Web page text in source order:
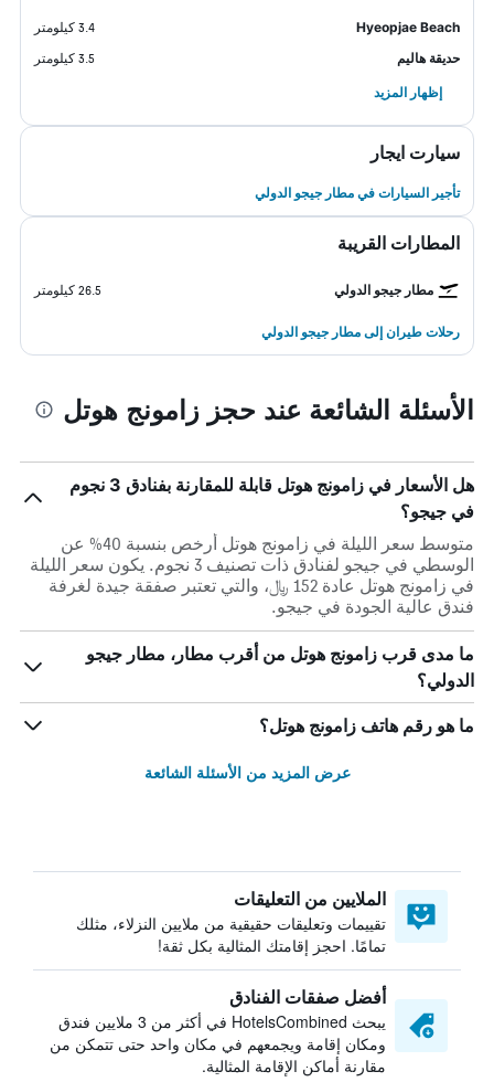
Hyeopjae Beach
3.4 كيلومتر
حديقة هاليم
3.5 كيلومتر
إظهار المزيد
سيارت ايجار
تأجير السيارات في مطار جيجو الدولي
المطارات القريبة
مطار جيجو الدولي 26.5 كيلومتر
رحلات طيران إلى مطار جيجو الدولي
الأسئلة الشائعة عند حجز زامونج هوتل
هل الأسعار في زامونج هوتل قابلة للمقارنة بفنادق 3 نجوم
في جيجو؟
متوسط سعر الليلة في زامونج هوتل أرخص بنسبة 40% عن
الوسطي في جيجو لفنادق ذات تصنيف 3 نجوم. يكون سعر الليلة
في زامونج هوتل عادة 152 ﷼، والتي تعتبر صفقة جيدة لغرفة
فندق عالية الجودة في جيجو.
ما مدى قرب زامونج هوتل من أقرب مطار، مطار جيجو
الدولي؟
ما هو رقم هاتف زامونج هوتل؟
عرض المزيد من الأسئلة الشائعة
الملايين من التعليقات
تقييمات وتعليقات حقيقية من ملايين النزلاء، مثلك
تمامًا. احجز إقامتك المثالية بكل ثقة!
أفضل صفقات الفنادق
يبحث HotelsCombined في أكثر من 3 ملايين فندق
ومكان إقامة ويجمعهم في مكان واحد حتى تتمكن من
مقارنة أماكن الإقامة المثالية.